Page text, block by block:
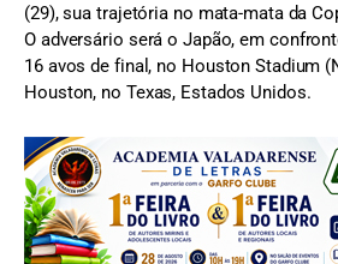
(29), sua trajetória no mata-mata da
O adversário será o Japão, em
16 avos de final, no Houston Stadium
Houston, no Texas, Estados Unidos.